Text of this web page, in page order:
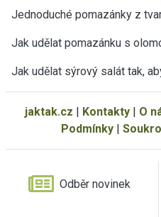
Jednoduché pomazánky z
Jak udělat pomazánku s
Jak udělat sýrový salát tak,
jaktak.cz | Kontakty| O
Podmínky|
Odběr novinek